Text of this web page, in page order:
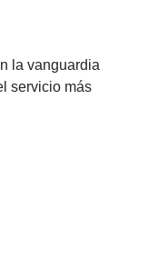
la vanguardia
servicio más